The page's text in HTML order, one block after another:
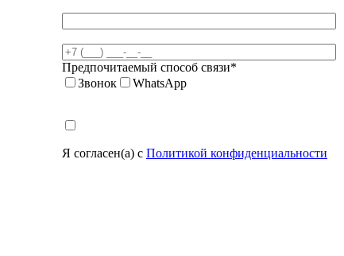
Предпочитаемый способ связи*
Звонок
WhatsApp
Я согласен(а) с Политикой конфиденциальности